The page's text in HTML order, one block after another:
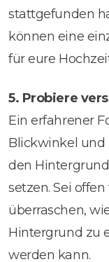
stattgefunden
können eine
für eure
5. Probiere
Ein erfahrener
Blickwinkel und
den
setzen. Sei
überraschen,
Hintergrund zu
werden kann.